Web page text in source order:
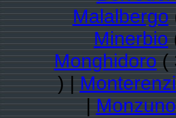
Malalbergo
Minerbio
Monghidoro(
) |
|Monzuno